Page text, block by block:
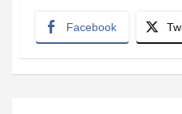
Facebook